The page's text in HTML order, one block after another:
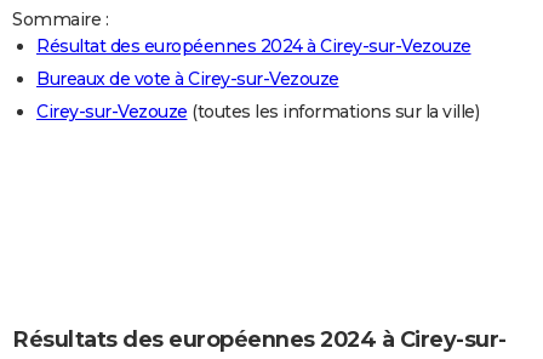
LIFESTYLE
Art de vivre
Bien-être
Loisirs
Mode
Modes de vie
SANTE
Alimentation
Guide de la santé
Maladies
Médicaments
Sommeil
VOYAGE
Carte de Noël
Carte Bonne année
Carte Saint-Valentin
Carte Pâques
Carte d'anniversaire
Sommaire :
Résultat des européennes 2024 à Cirey-sur-Vezouze
Bureaux de vote à Cirey-sur-Vezouze
Cirey-sur-Vezouze (toutes les informations sur la ville)
Résultats des européennes 2024 à Cirey-sur-